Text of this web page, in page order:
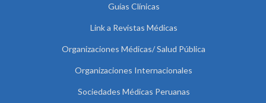
Guías Clínicas
Link a Revistas Médicas
Organizaciones Médicas/ Salud Pública
Organizaciones Internacionales
Sociedades Médicas Peruanas